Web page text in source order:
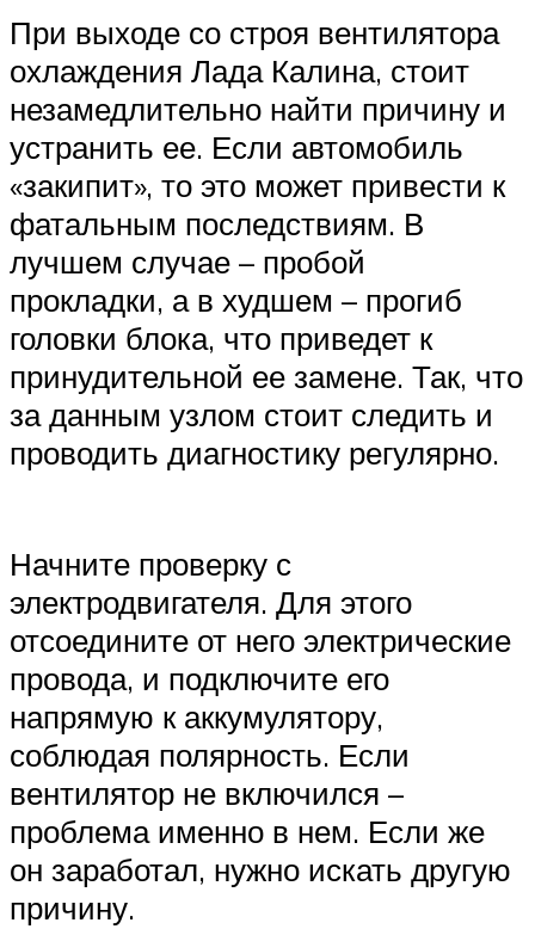
При выходе со строя вентилятора
охлаждения Лада Калина, стоит
незамедлительно найти причину и
устранить ее. Если автомобиль
«закипит», то это может привести к
фатальным последствиям. В
лучшем случае – пробой
прокладки, а в худшем – прогиб
головки блока, что приведет к
принудительной ее замене. Так, что
за данным узлом стоит следить и
проводить диагностику регулярно.
Начните проверку с
электродвигателя. Для этого
отсоедините от него электрические
провода, и подключите его
напрямую к аккумулятору,
соблюдая полярность. Если
вентилятор не включился –
проблема именно в нем. Если же
он заработал, нужно искать другую
причину.